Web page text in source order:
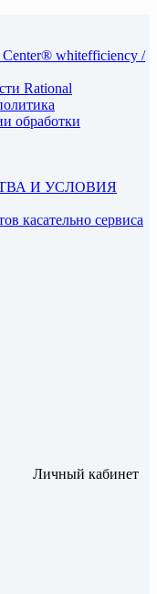
whitefficiency /
Rational
обработки
И УСЛОВИЯ
касательно сервиса
Личный кабинет